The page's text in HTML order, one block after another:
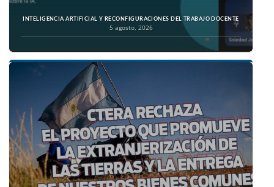
INTELIGENCIA ARTIFICIAL Y RECONFIGURACIONES DEL TRABAJO DOCENTE
5 agosto, 2026